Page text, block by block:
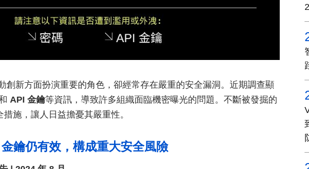
創新方面扮演重要的角色，卻經常存在嚴重的安全漏洞。近期調查顯
API 金鑰等資訊，導致許多組織面臨機密曝光的問題。不斷被發掘的
施，讓人日益擔憂其嚴重性。
鑰仍有效，構成重大安全風險